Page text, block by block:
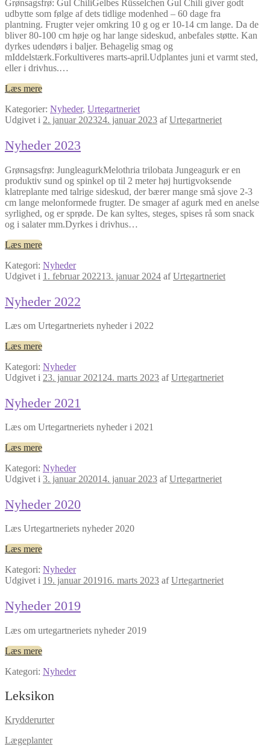
Grønsagsfrø: Gul ChiliGelbes Rüsselchen Gul Chili giver godt
udbytte som følge af dets tidlige modenhed – 60 dage fra
plantning. Frugter vejer omkring 10 g og er 10-14 cm lange. Da de
bliver 80-100 cm høje og har lange sideskud, anbefales støtte. Kan
dyrkes udendørs i baljer. Behagelig smag og
mIddelstærk.Forkultiveres marts-april.Udplantes juni et varmt sted,
eller i drivhus.…
Læs mere
Kategorier: Nyheder, Urtegartneriet
Udgivet i 2. januar 202324. januar 2023 afUrtegartneriet
Nyheder 2023
Grønsagsfrø: JungleagurkMelothria trilobata Jungeagurk er en
produktiv sund og spinkel op til 2 meter høj hurtigvoksende
klatreplante med talrige sideskud, der bærer mange små sjove 2-3
cm lange melonformede frugter. De smager af agurk med en anelse
syrlighed, og er sprøde. De kan syltes, steges, spises rå som snack
og i salater mm.Dyrkes i drivhus…
Læs mere
Kategori: Nyheder
Udgivet i 1. februar 202213. januar 2024 afUrtegartneriet
Nyheder 2022
Læs om Urtegartneriets nyheder i 2022
Læs mere
Kategori: Nyheder
Udgivet i 23. januar 2021 24. marts 2023 afUrtegartneriet
Nyheder 2021
Læs om Urtegartneriets nyheder i 2021
Læs mere
Kategori: Nyheder
Udgivet i 3. januar 202014. januar 2023 afUrtegartneriet
Nyheder 2020
Læs Urtegartneriets nyheder 2020
Læs mere
Kategori: Nyheder
Udgivet i 19. januar 201916. marts 2023 afUrtegartneriet
Nyheder 2019
Læs om urtegartneriets nyheder 2019
Læs mere
Kategori: Nyheder
Leksikon
Krydderurter
Lægeplanter